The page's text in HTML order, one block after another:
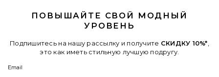
ПОВЫШАЙТЕ СВОЙ МОДНЫЙ
УРОВЕНЬ
Подпишитесь на нашу рассылку и получите СКИДКУ 10%*
это как иметь стильную лучшую подругу.
Email